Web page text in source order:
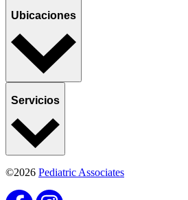
Ubicaciones
Servicios
©2026 Pediatric Associates